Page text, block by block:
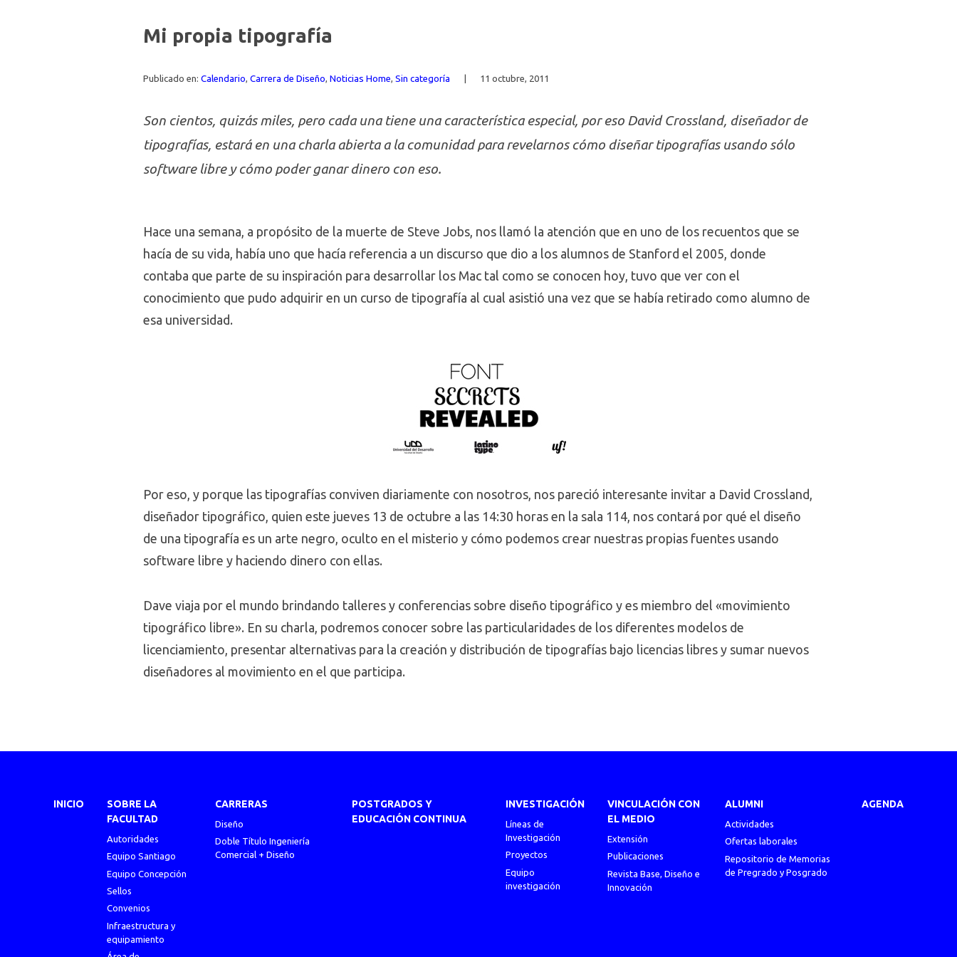
Mi propia tipografía
Publicado en: Calendario, Carrera de Diseño, Noticias Home, Sin categoría 11 octubre, 2011
Son cientos, quizás miles, pero cada una tiene una característica especial, por eso David Crossland, diseñador de
tipografías, estará en una charla abierta a la comunidad para revelarnos cómo diseñar tipografías usando sólo
software libre y cómo poder ganar dinero con eso.
Hace una semana, a propósito de la muerte de Steve Jobs, nos llamó la atención que en uno de los recuentos que se
hacía de su vida, había uno que hacía referencia a un discurso que dio a los alumnos de Stanford el 2005, donde
contaba que parte de su inspiración para desarrollar los Mac tal como se conocen hoy, tuvo que ver con el
conocimiento que pudo adquirir en un curso de tipografía al cual asistió una vez que se había retirado como alumno de
esa universidad.
Por eso, y porque las tipografías conviven diariamente con nosotros, nos pareció interesante invitar a David Crossland,
diseñador tipográfico, quien este jueves 13 de octubre a las 14:30 horas en la sala 114, nos contará por qué el diseño
de una tipografía es un arte negro, oculto en el misterio y cómo podemos crear nuestras propias fuentes usando
software libre y haciendo dinero con ellas.
Dave viaja por el mundo brindando talleres y conferencias sobre diseño tipográfico y es miembro del «movimiento
tipográfico libre». En su charla, podremos conocer sobre las particularidades de los diferentes modelos de
licenciamiento, presentar alternativas para la creación y distribución de tipografías bajo licencias libres y sumar nuevos
diseñadores al movimiento en el que participa.
INICIO
SOBRE LA
FACULTAD
Autoridades
Equipo Santiago
Equipo Concepción
Sellos
Convenios
Infraestructura y
equipamiento
CARRERAS
Diseño
Doble Título Ingeniería
Comercial + Diseño
POSTGRADOS Y
EDUCACIÓN CONTINUA
INVESTIGACIÓN
Líneas de
Investigación
Proyectos
Equipo
investigación
VINCULACIÓN CON
EL MEDIO
Extensión
Publicaciones
Revista Base, Diseño e
Innovación
ALUMNI
Actividades
Ofertas laborales
Repositorio de Memorias
de Pregrado y Posgrado
AGENDA